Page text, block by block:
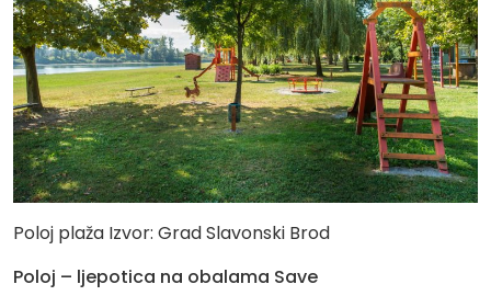
Poloj plaža Izvor: Grad Slavonski Brod
Poloj – ljepotica na obalama Save